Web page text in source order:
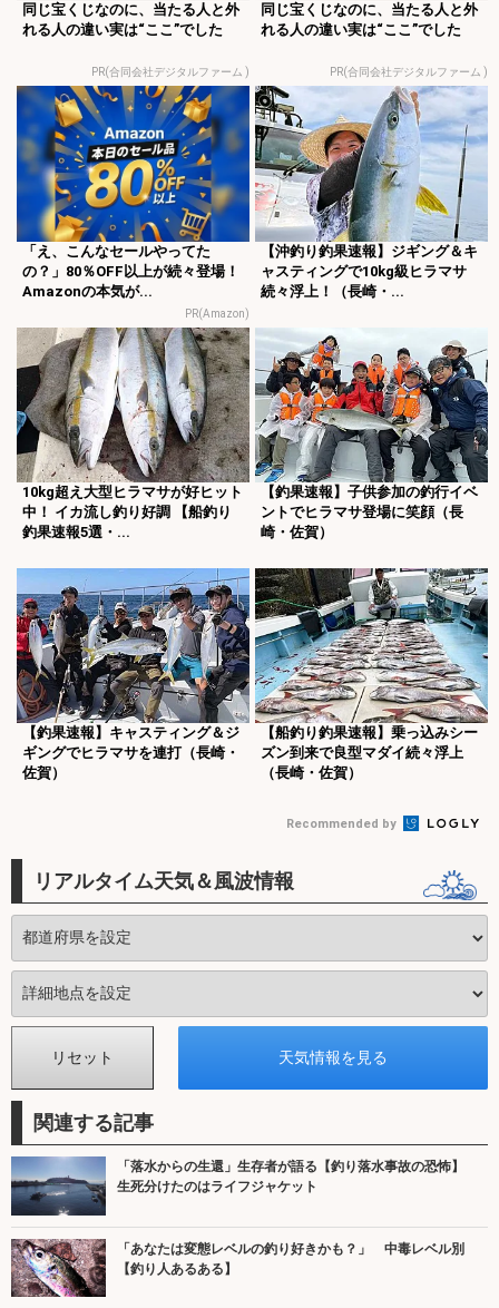
同じ宝くじなのに、当たる人と外
れる人の違い実は“ここ”でした
PR(合同会社デジタルファーム )
同じ宝くじなのに、当たる人と外
れる人の違い実は“ここ”でした
PR(合同会社デジタルファーム )
「え、こんなセールやってた
の？」80％OFF以上が続々登場！
Amazonの本気が...
PR(Amazon)
【沖釣り釣果速報】ジギング＆キ
ャスティングで10kg級ヒラマサ
続々浮上！（長崎・...
10kg超え大型ヒラマサが好ヒット
中！ イカ流し釣り好調 【船釣り
釣果速報5選・...
【釣果速報】子供参加の釣行イベ
ントでヒラマサ登場に笑顔（長
崎・佐賀）
【釣果速報】キャスティング＆ジ
ギングでヒラマサを連打（長崎・
佐賀）
【船釣り釣果速報】乗っ込みシー
ズン到来で良型マダイ続々浮上
（長崎・佐賀）
Recommended by
リアルタイム天気＆風波情報
関連する記事
「落水からの生還」生存者が語る【釣り落水事故の恐怖】
生死分けたのはライフジャケット
「あなたは変態レベルの釣り好きかも？」 中毒レベル別
【釣り人あるある】